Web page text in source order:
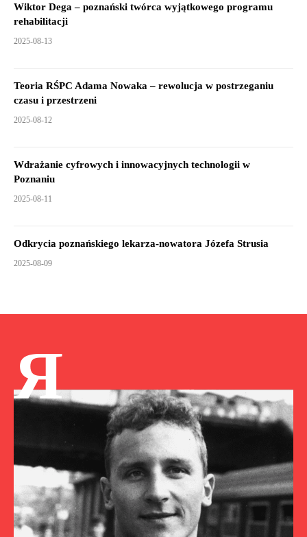
Wiktor Dega – poznański twórca wyjątkowego programu
rehabilitacji
2025-08-13
Teoria RŚPC Adama Nowaka – rewolucja w postrzeganiu
czasu i przestrzeni
2025-08-12
Wdrażanie cyfrowych i innowacyjnych technologii w
Poznaniu
2025-08-11
Odkrycia poznańskiego lekarza-nowatora Józefa Strusia
2025-08-09
Я